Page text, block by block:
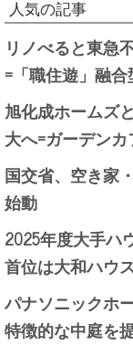
人気の記事
リノべると東急
=「職住遊」融
旭化成ホームズ
大へ=ガーデン
国交省、空き家
始動
2025年度大手ハ
首位は大和ハウ
パナソニックホ
特徴的な中庭を